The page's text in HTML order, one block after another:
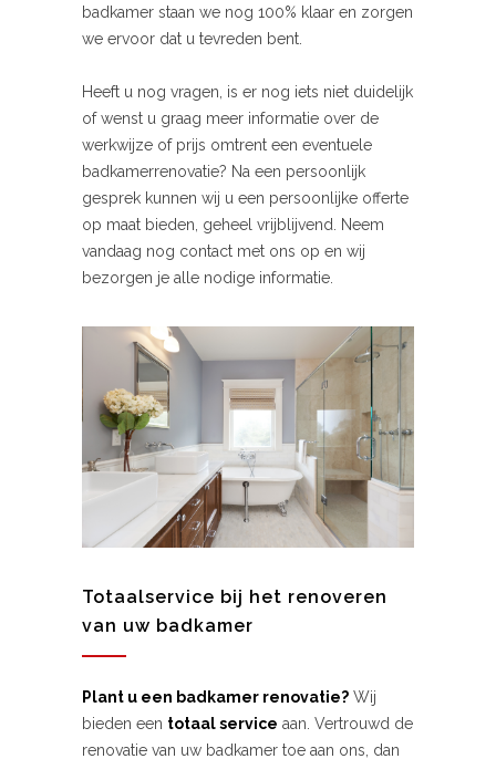
badkamer staan we nog 100% klaar en zorgen
we ervoor dat u tevreden bent.
Heeft u nog vragen, is er nog iets niet duidelijk
of wenst u graag meer informatie over de
werkwijze of prijs omtrent een eventuele
badkamerrenovatie? Na een persoonlijk
gesprek kunnen wij u een persoonlijke offerte
op maat bieden, geheel vrijblijvend. Neem
vandaag nog contact met ons op en wij
bezorgen je alle nodige informatie.
Totaalservice bij het renoveren
van uw badkamer
Plant u een badkamer renovatie? Wij
bieden een totaal service aan. Vertrouwd de
renovatie van uw badkamer toe aan ons, dan